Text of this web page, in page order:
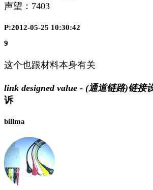
声望： 7403
P:2012-05-25 10:30:42
9
这个也跟材料本身有关
link designed value - (通道链路)链接
诉
billma